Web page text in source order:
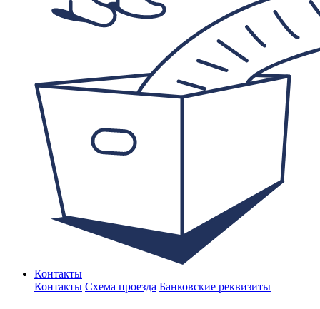
Контакты
Контакты Схема проезда Банковские реквизиты